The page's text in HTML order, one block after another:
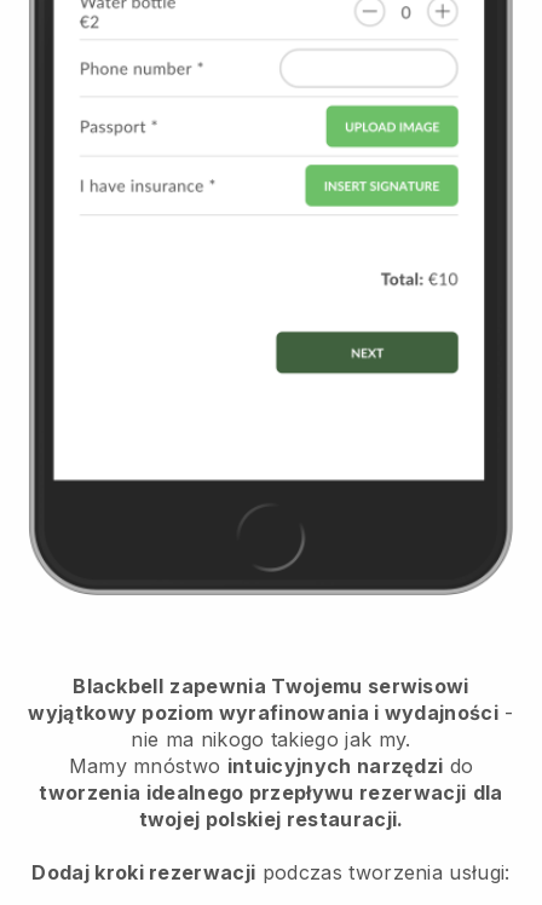
Blackbell zapewnia Twojemu serwisowi
wyjątkowy poziom wyrafinowania i wydajności -
nie ma nikogo takiego jak my.
Mamy mnóstwo intuicyjnych narzędzi do
tworzenia idealnego przepływu rezerwacji dla
twojej polskiej restauracji.
Dodaj kroki rezerwacji podczas tworzenia usługi: